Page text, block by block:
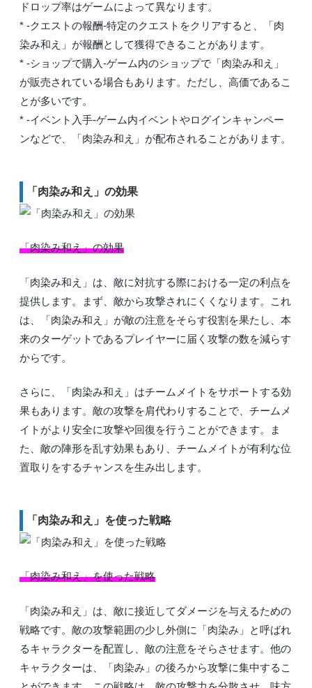
ドロップ率はゲームによって異なります。
* -クエストの報酬-特定のクエストをクリアすると、「肉
染み和え」が報酬として獲得できることがあります。
* -ショップで購入-ゲーム内のショップで「肉染み和え」
が販売されている場合もあります。ただし、高価であるこ
とが多いです。
* -イベント入手-ゲーム内イベントやログインキャンペー
ンなどで、「肉染み和え」が配布されることがあります。
「肉染み和え」の効果
「肉染み和え」の効果
「肉染み和え」は、敵に対抗する際における一定の利点を
提供します。まず、敵から攻撃されにくくなります。これ
は、「肉染み和え」が敵の注意をそらす役割を果たし、本
来のターゲットであるプレイヤーに届く攻撃の数を減らす
からです。
さらに、「肉染み和え」はチームメイトをサポートする効
果もあります。敵の攻撃を肩代わりすることで、チームメ
イトがより安全に攻撃や回復を行うことができます。ま
た、敵の陣形を乱す効果もあり、チームメイトが有利な位
置取りをするチャンスを生み出します。
「肉染み和え」を使った戦略
「肉染み和え」を使った戦略
「肉染み和え」は、敵に接近してダメージを与えるための
戦略です。敵の攻撃範囲の少し外側に「肉染み」と呼ばれ
るキャラクターを配置し、敵の注意をそらさせます。他の
キャラクターは、「肉染み」の後ろから攻撃に集中するこ